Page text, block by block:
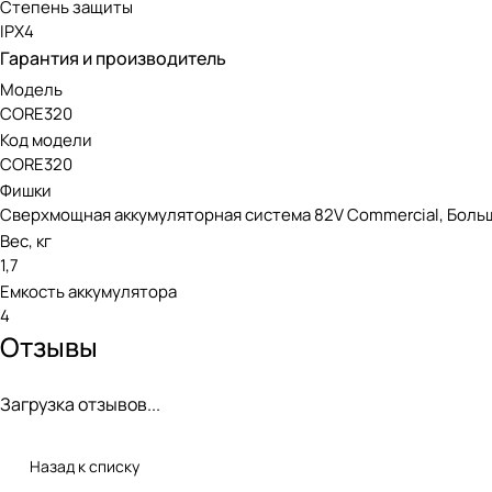
характеристиках.
Рекомендуемая температура окружающей среды во время
зарядка аккумуляторной батареи и при отрицательных
Обратите внимание, что Greenworks оставляет за собой
Аккумуляторная линейка
Аккумулятор 82V совместим с устройствами линейки
коммерческого использования, так и для работ на частных
Степень защиты
IPX4
Гарантия и производитель
Модель
CORE320
Код модели
CORE320
Фишки
Сверхмощная аккумуляторная система 82V Commercial,
Вес, кг
1,7
Емкость аккумулятора
4
Отзывы
Загрузка отзывов...
Назад к списку